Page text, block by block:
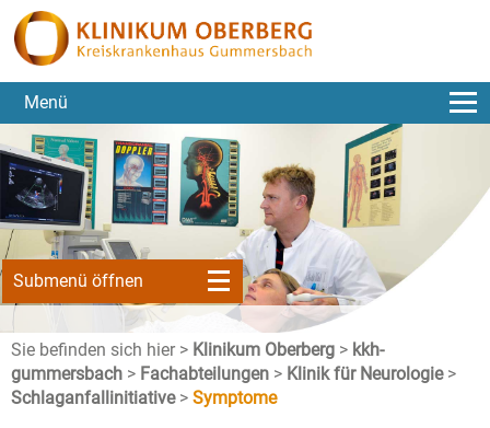
Menü
Submenü öffnen
Sie befinden sich hier > Klinikum Oberberg > kkh-
gummersbach > Fachabteilungen > Klinik für Neurologie >
Schlaganfallinitiative > Symptome